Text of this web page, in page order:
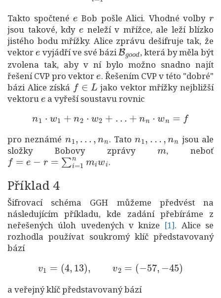
Takto spočtené Bob pošle Alici. Vhodné volby
jsou takové, kdy
e
neleží v mřížce, ale leží blízko
jistého bodu mřížky. Alice zprávu dešifruje tak, že
vektor
e
vyjádří ve své bázi
Bgood
, která by měla být
zvolena tak, aby v ní bylo možno snadno najít
řešení CVP pro vektor
e
. Řešením CVP v této "dobré"
bázi Alice získá
f∈L
jako vektor mřížky nejbližší
vektoru
e
a vyřeší soustavu rovnic
n1 w 1+ n 2⋅w 2 n n w n=
pro neznámé . Tato
jsou ale
složky Bobovy zprávy
m
, neboť
f=e−r 1nmiw
.
Příklad 4
Šifrovací schéma GGH můžeme předvést na
následujícím příkladu, kde zadání přebíráme z
neřešených úloh uvedených v knize [1]. Alice se
rozhodla používat soukromý klíč představovaný
bází
v1 =(4,13 2=( −57 −45
a veřejný klíč představovaný bází